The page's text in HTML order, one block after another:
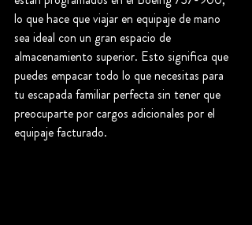
lo que hace que viajar en equipaje de mano
sea ideal con un gran espacio de
almacenamiento superior. Esto significa que
puedes empacar todo lo que necesitas para
tu escapada familiar perfecta sin tener que
preocuparte por cargos adicionales por el
equipaje facturado.